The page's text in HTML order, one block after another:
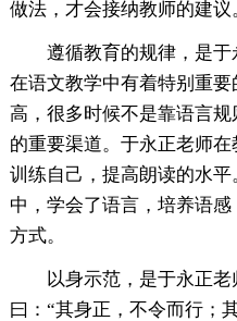
做法，才会接纳教师的建议
遵循教育的规律，是
在语文教学中有着特别重
高，很多时候不是靠语言
的重要渠道。于永正老师
训练自己，提高朗读的水
中，学会了语言，培养语
方式。
以身示范，是于永正
曰：“其身正，不令而行；